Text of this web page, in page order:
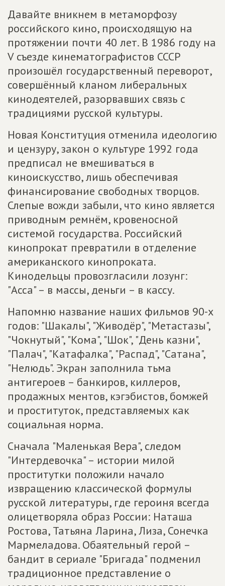
Давайте вникнем в метаморфозу
российского кино, происходящую на
протяжении почти 40 лет. В 1986 году на
V съезде кинематографистов СССР
произошёл государственный переворот,
совершённый кланом либеральных
кинодеятелей, разорвавших связь с
традициями русской культуры.
Новая Конституция отменила идеологию
и цензуру, закон о культуре 1992 года
предписал не вмешиваться в
киноискусство, лишь обеспечивая
финансирование свободных творцов.
Слепые вожди забыли, что кино является
приводным ремнём, кровеносной
системой государства. Российский
кинопрокат превратили в отделение
американского кинопроката.
Кинодельцы провозгласили лозунг:
"Асса" – в массы, деньги – в кассу.
Напомню название наших фильмов 90-х
годов: "Шакалы", "Живодёр", "Метастазы",
"Чокнутый", "Кома", "Шок", "День казни",
"Палач", "Катафалка", "Распад", "Сатана",
"Нелюдь". Экран заполнила тьма
антигероев – банкиров, киллеров,
продажных ментов, кэгэбистов, бомжей
и проституток, представляемых как
социальная норма.
Сначала "Маленькая Вера", следом
"Интердевочка" – истории милой
проститутки положили начало
извращению классической формулы
русской литературы, где героиня всегда
олицетворяла образ России: Наташа
Ростова, Татьяна Ларина, Лиза, Сонечка
Мармеладова. Обаятельный герой –
бандит в сериале "Бригада" подменил
традиционное представление о